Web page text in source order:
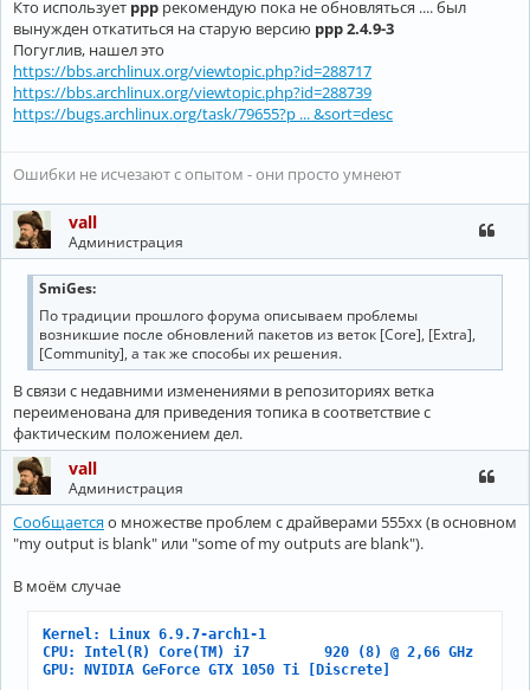
Кто использует ppp рекомендую пока не обновляться .... был
вынужден откатиться на старую версию ppp 2.4.9-3
Погуглив, нашел это
https://bbs.archlinux.org/viewtopic.php?id=288717
https://bbs.archlinux.org/viewtopic.php?id=288739
https://bugs.archlinux.org/task/79655?p ... &sort=desc
Ошибки не исчезают с опытом - они просто умнеют
vall
Администрация
SmiGes:
По традиции прошлого форума описываем проблемы
возникшие после обновлений пакетов из веток [Core], [Extra],
[Community], а так же способы их решения.
В связи с недавними изменениями в репозиториях ветка
переименована для приведения топика в соответствие с
фактическим положением дел.
vall
Администрация
Сообщаетсяо множестве проблем с драйверами 555xx (в основном
"my output is blank" или "some of my outputs are blank").
В моём случае
Kernel: Linux 6.9.7-arch1-1
CPU: Intel(R) Core(TM) i7         920 (8) @ 2,66 GHz
GPU: NVIDIA GeForce GTX 1050 Ti [Discrete]